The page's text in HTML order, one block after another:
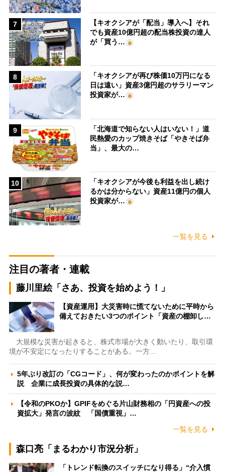
7
【キオクシアが「配当」導入へ】それ
でも資産10億円超の配当株投資の達人
が「買う…
8
「キオクシアが再び株価10万円になる
日は遠い」資産3億円超のサラリーマン
投資家が…
9
「北海道で知らない人はいない！」道
民熱愛のカップ焼きそば「やきそば弁
当」、最大の…
10
「キオクシアが今後も利益を出し続け
るかは分からない」資産11億円の個人
投資家が…
一覧を見る
注目の著者・連載
藤川里絵「さあ、投資を始めよう！」
【資産運用】大災害時に慌てないために平時から
備えておきたい3つのポイント「資産の棚卸し…
大規模な災害が起きると、株式市場が大きく動いたり、取引環
境が不安定になったりすることがある。一方…
5年ぶり改訂の「CGコード」、何が変わったのかポイントを解
説 企業に成長投資の具体的な説…
【令和のPKOか】GPIFをめぐる片山財務相の「円資産への投
資拡大」発言の波紋 「国債重視」…
一覧を見る
森口亮「まるわかり市況分析」
「トレンド転換のスイッチになり得る」“介入慣